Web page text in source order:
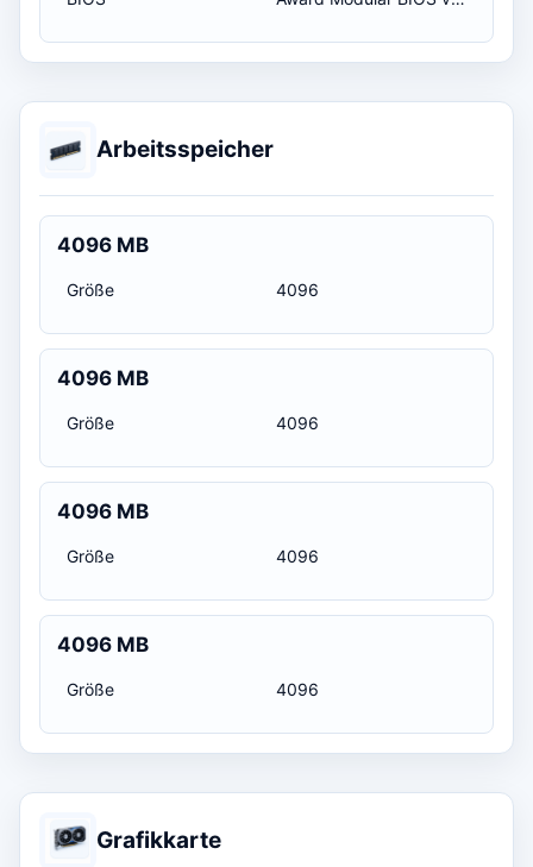
Arbeitsspeicher
4096 MB
Größe 4096
4096 MB
Größe 4096
4096 MB
Größe 4096
4096 MB
Größe 4096
Grafikkarte